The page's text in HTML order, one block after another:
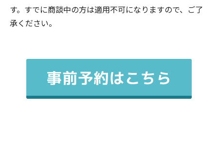
す。すでに商談中の方は適用不可になりますので、ご了
承ください。